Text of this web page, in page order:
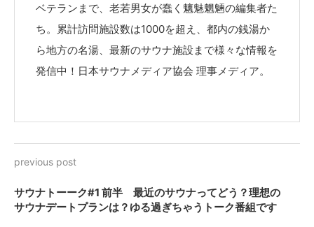
ベテランまで、老若男女が蠢く魑魅魍魎の編集者た
ち。累計訪問施設数は1000を超え、都内の銭湯か
ら地方の名湯、最新のサウナ施設まで様々な情報を
発信中！日本サウナメディア協会 理事メディア。
previous post
サウナトーーク#1 前半 最近のサウナってどう？理想の
サウナデートプランは？ゆる過ぎちゃうトーク番組です